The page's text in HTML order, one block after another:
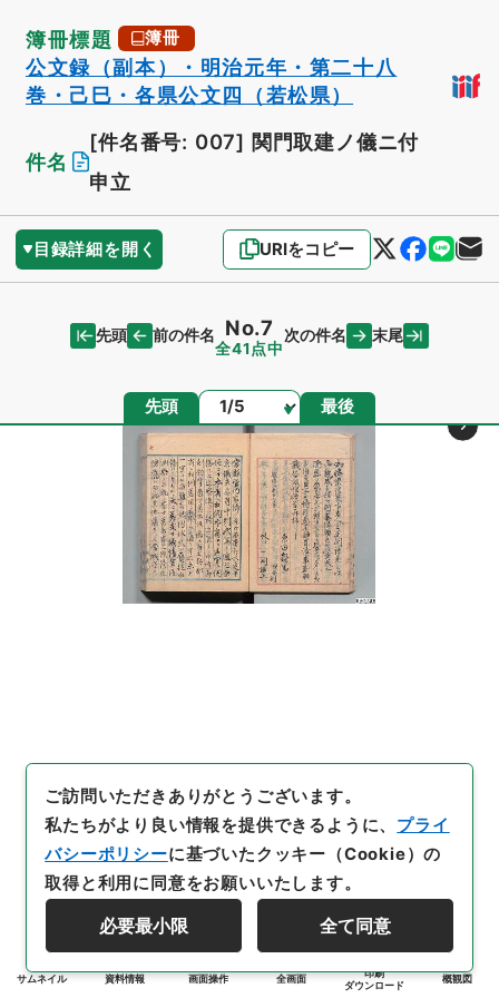
簿冊標題 簿冊
公文録（副本）・明治元年・第二十八
巻・己巳・各県公文四（若松県）
件名
[件名番号: 007] 関門取建ノ儀ニ付
申立
目録詳細を開く URIをコピー
先頭 前の件名 No.7
全41点中
次の件名 末尾
先頭 ページ 最後
サムネイル 資料情報 画面操作 全画面
印刷
ダウンロード
概観図
ご訪問いただきありがとうございます。
私たちがより良い情報を提供できるように、 プライ
バシーポリシーに基づいたクッキー（Cookie）の
取得と利用に同意をお願いいたします。
必要最小限 全て同意